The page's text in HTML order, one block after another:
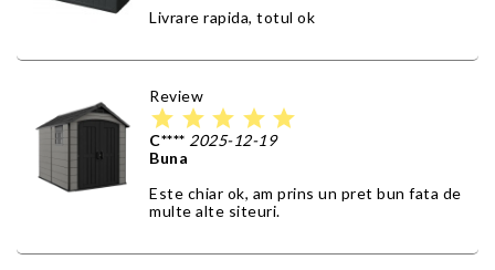
Livrare rapida, totul ok
Review
star star star star star
C**** 2025-12-19
Buna
Este chiar ok, am prins un pret bun fata de
multe alte siteuri.